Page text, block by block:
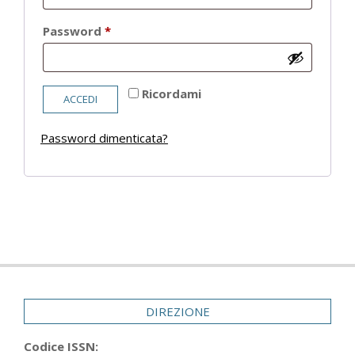
Password *Richiesto
Ricordami
ACCEDI
Password dimenticata?
05-
DIREZIONE
Codice ISSN: